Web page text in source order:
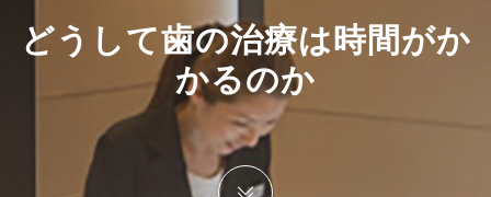
どうして歯の治療は時間がか
かるのか